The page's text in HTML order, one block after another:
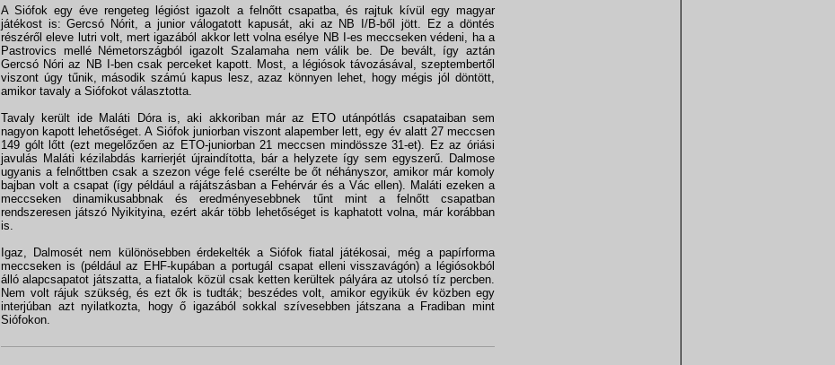
A Siófok egy éve rengeteg légióst igazolt a felnőtt csapatba, és rajtuk kívül egy magyar
játékost is: Gercsó Nórit, a junior válogatott kapusát, aki az NB I/B-ből jött. Ez a döntés
részéről eleve lutri volt, mert igazából akkor lett volna esélye NB I-es meccseken védeni, ha a
Pastrovics mellé Németországból igazolt Szalamaha nem válik be. De bevált, így aztán
Gercsó Nóri az NB I-ben csak perceket kapott. Most, a légiósok távozásával, szeptembertől
viszont úgy tűnik, második számú kapus lesz, azaz könnyen lehet, hogy mégis jól döntött,
amikor tavaly a Siófokot választotta.
Tavaly került ide Maláti Dóra is, aki akkoriban már az ETO utánpótlás csapataiban sem
nagyon kapott lehetőséget. A Siófok juniorban viszont alapember lett, egy év alatt 27 meccsen
149 gólt lőtt (ezt megelőzően az ETO-juniorban 21 meccsen mindössze 31-et). Ez az óriási
javulás Maláti kézilabdás karrierjét újraindította, bár a helyzete így sem egyszerű. Dalmose
ugyanis a felnőttben csak a szezon vége felé cserélte be őt néhányszor, amikor már komoly
bajban volt a csapat (így például a rájátszásban a Fehérvár és a Vác ellen). Maláti ezeken a
meccseken dinamikusabbnak és eredményesebbnek tűnt mint a felnőtt csapatban
rendszeresen játszó Nyikityina, ezért akár több lehetőséget is kaphatott volna, már korábban
is.
Igaz, Dalmosét nem különösebben érdekelték a Siófok fiatal játékosai, még a papírforma
meccseken is (például az EHF-kupában a portugál csapat elleni visszavágón) a légiósokból
álló alapcsapatot játszatta, a fiatalok közül csak ketten kerültek pályára az utolsó tíz percben.
Nem volt rájuk szükség, és ezt ők is tudták; beszédes volt, amikor egyikük év közben egy
interjúban azt nyilatkozta, hogy ő igazából sokkal szívesebben játszana a Fradiban mint
Siófokon.